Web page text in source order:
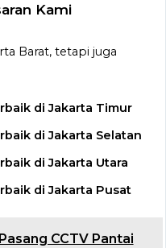
Kami
Barat, tetapi juga
di Jakarta Timur
di Jakarta Selatan
di Jakarta Utara
di Jakarta Pusat
CCTV Pantai